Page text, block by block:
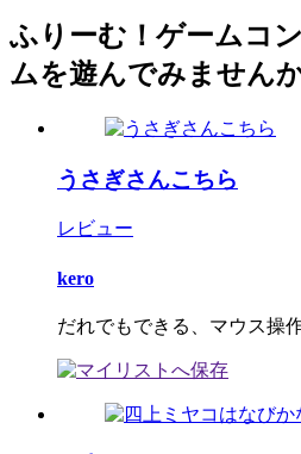
ふりーむ！ゲームコ
ムを遊んでみません
うさぎさんこちら
レビュー
kero
だれでもできる、マウス操